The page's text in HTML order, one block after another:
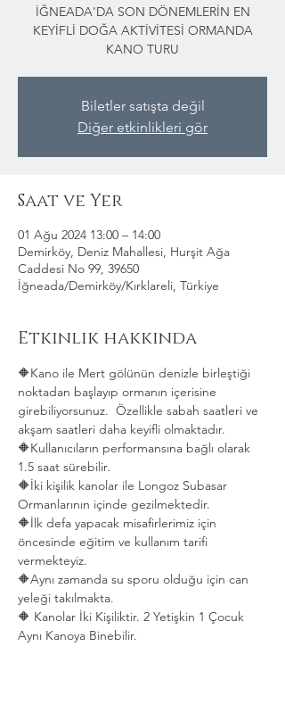
İĞNEADA'DA SON DÖNEMLERİN EN
KEYİFLİ DOĞA AKTİVİTESİ ORMANDA
KANO TURU
Biletler satışta değil
Diğer etkinlikleri gör
Saat ve Yer
01 Ağu 2024 13:00 – 14:00
Demirköy, Deniz Mahallesi, Hurşit Ağa
Caddesi No 99, 39650
İğneada/Demirköy/Kırklareli, Türkiye
Etkinlik hakkında
🔶Kano ile Mert gölünün denizle birleştiği
noktadan başlayıp ormanın içerisine
girebiliyorsunuz.  Özellikle sabah saatleri ve
akşam saatleri daha keyifli olmaktadır.
🔶Kullanıcıların performansına bağlı olarak
1.5 saat sürebilir.
🔶İki kişilik kanolar ile Longoz Subasar
Ormanlarının içinde gezilmektedir.
🔶İlk defa yapacak misafirlerimiz için
öncesinde eğitim ve kullanım tarifi
vermekteyiz.
🔶Aynı zamanda su sporu olduğu için can
yeleği takılmakta.
🔶 Kanolar İki Kişiliktir. 2 Yetişkin 1 Çocuk
Aynı Kanoya Binebilir.